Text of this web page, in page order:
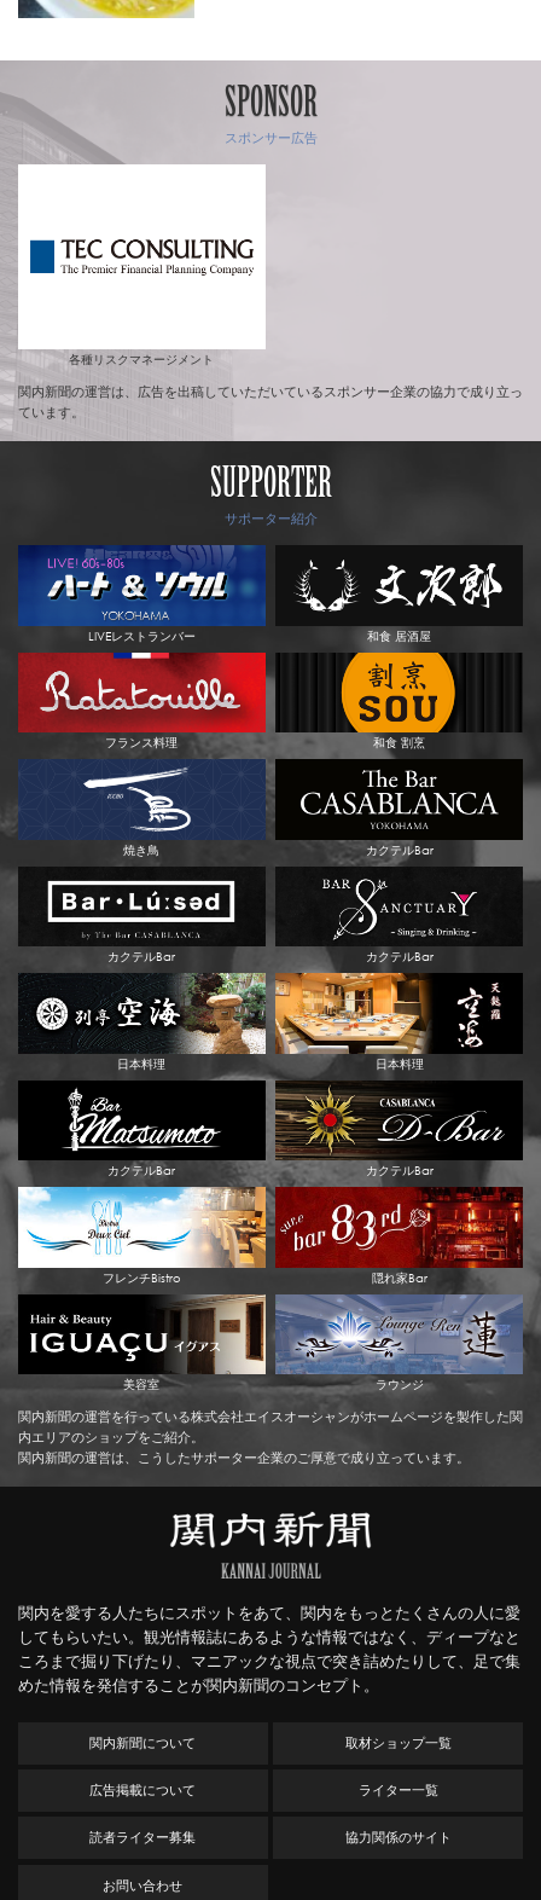
SPONSOR
スポンサー広告
各種リスクマネージメント
関内新聞の運営は、広告を出稿していただいているスポンサー企業の協力で成り立っ
ています。
SUPPORTER
サポーター紹介
LIVEレストランバー 和食 居酒屋
フランス料理 和食 割烹
焼き鳥 カクテルBar
カクテルBar カクテルBar
日本料理 日本料理
カクテルBar カクテルBar
フレンチBistro 隠れ家Bar
美容室 ラウンジ
関内新聞の運営を行っている株式会社エイスオーシャンがホームページを製作した関
内エリアのショップをご紹介。
関内新聞の運営は、こうしたサポーター企業のご厚意で成り立っています。
関内を愛する人たちにスポットをあて、関内をもっとたくさんの人に愛
してもらいたい。観光情報誌にあるような情報ではなく、ディープなと
ころまで掘り下げたり、マニアックな視点で突き詰めたりして、足で集
めた情報を発信することが関内新聞のコンセプト。
関内新聞について 取材ショップ一覧
広告掲載について ライター一覧
読者ライター募集 協力関係のサイト
お問い合わせ